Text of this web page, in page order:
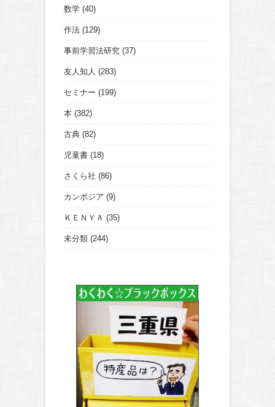
数学 (40)
作法 (129)
事前学習法研究 (37)
友人知人 (283)
セミナー (199)
本 (382)
古典 (82)
児童書 (18)
さくら社 (86)
カンボジア (9)
ＫＥＮＹＡ (35)
未分類 (244)